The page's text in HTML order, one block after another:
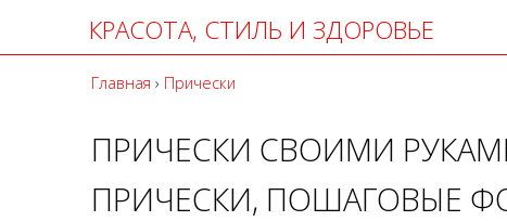
КРАСОТА, СТИЛЬ И ЗДОРОВЬЕ
Главная › Прически
ПРИЧЕСКИ СВОИМИ
ПРИЧЕСКИ, ПОШАГОВЫЕ